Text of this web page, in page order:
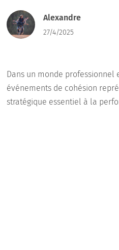
Alexandre
27/4/2025
Dans un monde professionnel
événements de cohésion
stratégique essentiel à la